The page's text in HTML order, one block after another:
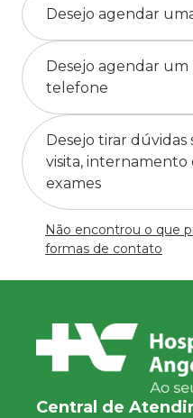
Desejo agendar
Desejo agendar um
telefone
Desejo tirar dúvidas
visita,
exames
Não encontrou o que
formas de contato
Central de